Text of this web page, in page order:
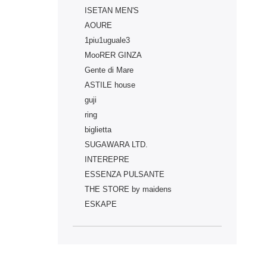
ISETAN MEN'S
AOURE
1piu1uguale3
MooRER GINZA
Gente di Mare
ASTILE house
guji
ring
biglietta
SUGAWARA LTD.
INTEREPRE
ESSENZA PULSANTE
THE STORE by maidens
ESKAPE